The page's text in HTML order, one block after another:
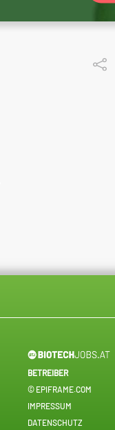
BETREIBER
© EPIFRAME.COM
IMPRESSUM
DATENSCHUTZ